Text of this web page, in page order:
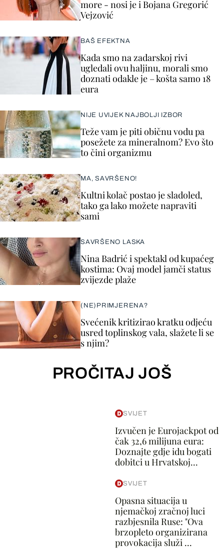
more - nosi je i Bojana Gregorić
Vejzović
BAŠ EFEKTNA
Kada smo na zadarskoj rivi
ugledali ovu haljinu, morali smo
doznati odakle je – košta samo 18
eura
NIJE UVIJEK NAJBOLJI IZBOR
Teže vam je piti običnu vodu pa
posežete za mineralnom? Evo što
to čini organizmu
MA, SAVRŠENO!
Kultni kolač postao je sladoled,
tako ga lako možete napraviti
sami
SAVRŠENO LASKA
Nina Badrić i spektakl od kupaćeg
kostima: Ovaj model jamči status
zvijezde plaže
(NE)PRIMJERENA?
Svećenik kritizirao kratku odjeću
usred toplinskog vala, slažete li se
s njim?
PROČITAJ JOŠ
SVIJET
Izvučen je Eurojackpot od
čak 32,6 milijuna eura:
Doznajte gdje idu bogati
dobitci u Hrvatskoj...
SVIJET
Opasna situacija u
njemačkoj zračnoj luci
razbjesnila Ruse: "Ova
brzopleto organizirana
provokacija služi ...